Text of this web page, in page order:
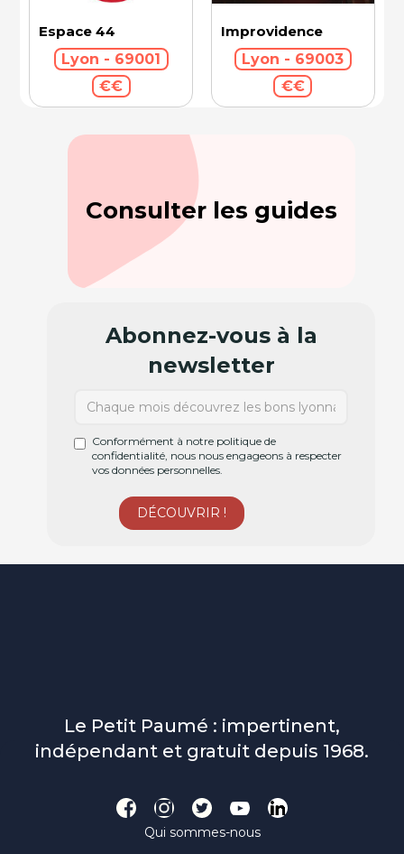
Espace 44
Lyon - 69001
€€
Improvidence
Lyon - 69003
€€
Consulter les guides
Abonnez-vous à la
newsletter
Conformément à notre politique de
confidentialité, nous nous engageons à respecter
vos données personnelles.
Le Petit Paumé : impertinent,
indépendant et gratuit depuis 1968.
Qui sommes-nous